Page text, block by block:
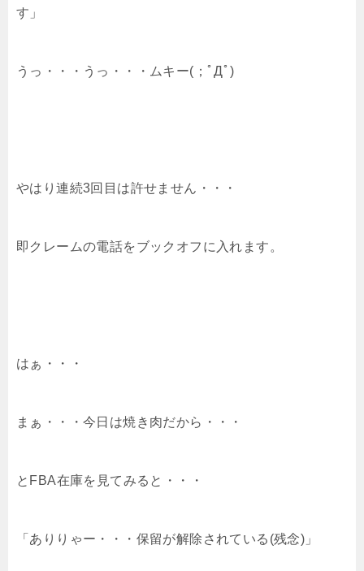
す」
うっ・・・うっ・・・ムキー(；ﾟДﾟ)
やはり連続3回目は許せません・・・
即クレームの電話をブックオフに入れます。
はぁ・・・
まぁ・・・今日は焼き肉だから・・・
とFBA在庫を見てみると・・・
「ありりゃー・・・保留が解除されている(残念)」